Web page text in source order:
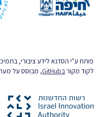
פותח ע"י הסדנא לידע ציבורי,
לקוד מקורבGitHub , מבוסס על